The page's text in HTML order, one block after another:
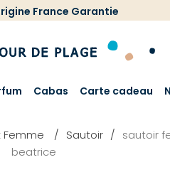
France Garantie
Cabas Carte cadeau
Femme Sautoir
sautoir
beatrice